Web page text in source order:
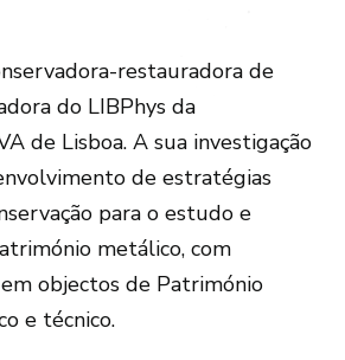
restauradora de
do LIBPhys da
de Lisboa. A sua investigação
de estratégias
para o estudo e
metálico, com
objectos de Património
e técnico.